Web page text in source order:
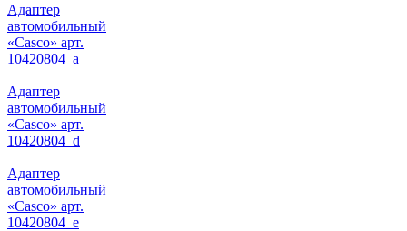
Адаптер
автомобильный
«Casco» арт.
10420804_a
Адаптер
автомобильный
«Casco» арт.
10420804_d
Адаптер
автомобильный
«Casco» арт.
10420804_e